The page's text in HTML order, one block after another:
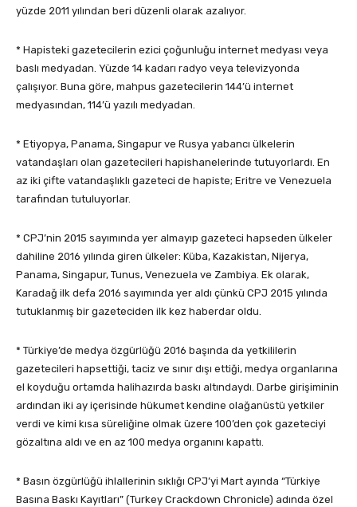
yüzde 2011 yılından beri düzenli olarak azalıyor.
* Hapisteki gazetecilerin ezici çoğunluğu internet medyası veya
baslı medyadan. Yüzde 14 kadarı radyo veya televizyonda
çalışıyor. Buna göre, mahpus gazetecilerin 144’ü internet
medyasından, 114’ü yazılı medyadan.
* Etiyopya, Panama, Singapur ve Rusya yabancı ülkelerin
vatandaşları olan gazetecileri hapishanelerinde tutuyorlardı. En
az iki çifte vatandaşlıklı gazeteci de hapiste; Eritre ve Venezuela
tarafından tutuluyorlar.
* CPJ’nin 2015 sayımında yer almayıp gazeteci hapseden ülkeler
dahiline 2016 yılında giren ülkeler: Küba, Kazakistan, Nijerya,
Panama, Singapur, Tunus, Venezuela ve Zambiya. Ek olarak,
Karadağ ilk defa 2016 sayımında yer aldı çünkü CPJ 2015 yılında
tutuklanmış bir gazeteciden ilk kez haberdar oldu.
* Türkiye’de medya özgürlüğü 2016 başında da yetkililerin
gazetecileri hapsettiği, taciz ve sınır dışı ettiği, medya organlarına
el koyduğu ortamda halihazırda baskı altındaydı. Darbe girişiminin
ardından iki ay içerisinde hükumet kendine olağanüstü yetkiler
verdi ve kimi kısa süreliğine olmak üzere 100’den çok gazeteciyi
gözaltına aldı ve en az 100 medya organını kapattı.
* Basın özgürlüğü ihlallerinin sıklığı CPJ’yi Mart ayında “Türkiye
Basına Baskı Kayıtları” (Turkey Crackdown Chronicle) adında özel